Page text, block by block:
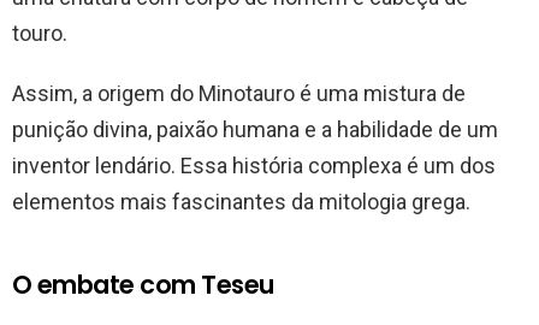
touro.
Assim, a origem do Minotauro é uma mistura de
punição divina, paixão humana e a habilidade de um
inventor lendário. Essa história complexa é um dos
elementos mais fascinantes da mitologia grega.
O embate com Teseu